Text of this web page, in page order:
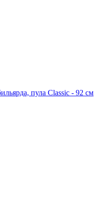
пула Classic - 92 см